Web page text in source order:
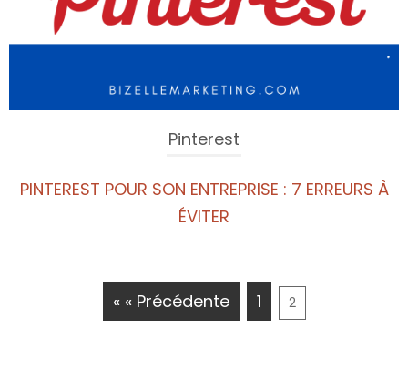
Pinterest
PINTEREST POUR SON ENTREPRISE : 7 ERREURS À
ÉVITER
« « Précédente 1 2